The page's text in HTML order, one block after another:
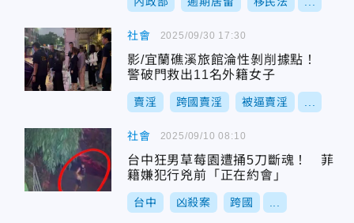
社會
影/宜蘭礁溪旅館淪性剝削據點！
警破門救出11名外籍女子
賣淫 跨國賣淫 被逼賣淫
2025/09/30 17:30
社會
台中狂男草莓園遭捅5刀斷魂！ 菲
籍嫌犯行兇前「正在約會」
台中 凶殺案 跨國
2025/09/10 08:10